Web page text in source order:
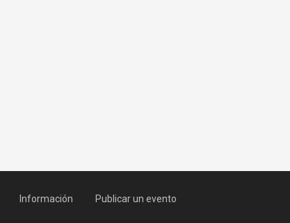
Información Publicar un evento